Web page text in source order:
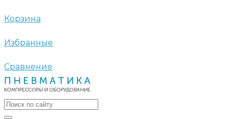
Корзина
Избранные
Сравнение